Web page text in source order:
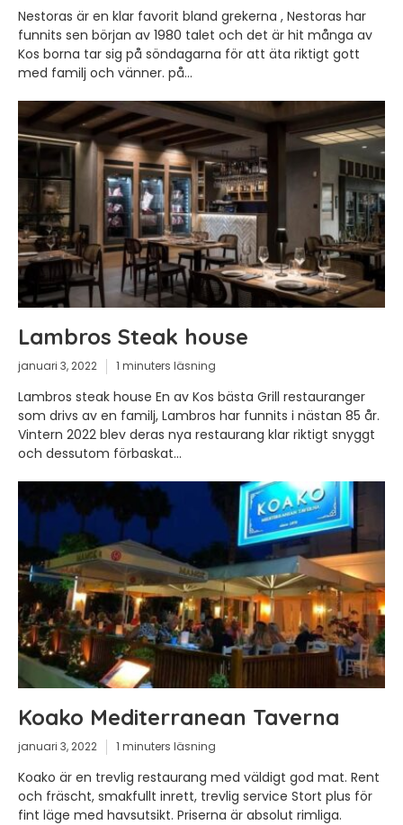
Nestoras är en klar favorit bland grekerna , Nestoras har
funnits sen början av 1980 talet och det är hit många av
Kos borna tar sig på söndagarna för att äta riktigt gott
med familj och vänner. på...
Lambros Steak house
januari 3, 2022 1 minuters läsning
Lambros steak house En av Kos bästa Grill restauranger
som drivs av en familj, Lambros har funnits i nästan 85 år.
Vintern 2022 blev deras nya restaurang klar riktigt snyggt
och dessutom förbaskat...
Koako Mediterranean Taverna
januari 3, 2022 1 minuters läsning
Koako är en trevlig restaurang med väldigt god mat. Rent
och fräscht, smakfullt inrett, trevlig service Stort plus för
fint läge med havsutsikt. Priserna är absolut rimliga.